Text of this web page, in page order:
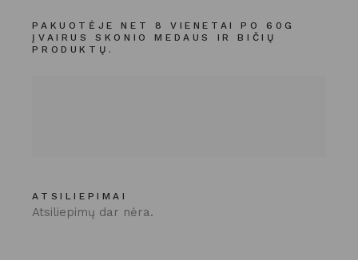
PAKUOTĖJE NET 8 VIENETAI PO 60G
ĮVAIRUS SKONIO MEDAUS IR BIČIŲ
PRODUKTŲ.
ATSILIEPIMAI
Atsiliepimų dar nėra.